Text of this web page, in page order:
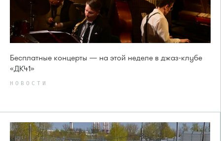
Бесплатные концерты — на этой неделе в джаз-клубе
«ДК41»
НОВОСТИ